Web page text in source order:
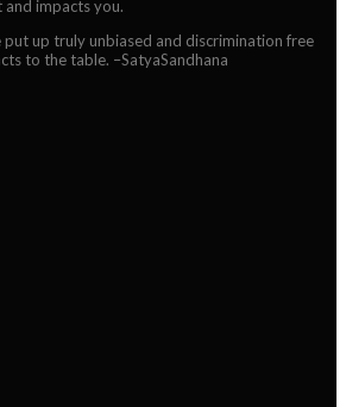
impacts you.
put up truly unbiased and discrimination free
to the table. –SatyaSandhana